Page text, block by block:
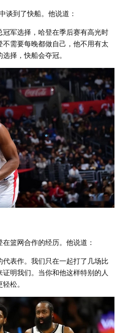
谈到了快船。他说道：
军选择，哈登在季后赛有高光时
需要每晚都做自己，他不用有太
择，快船会夺冠。
篮网合作的经历。他说道：
表作。我们只在一起打了几场比
明我们。当你和他这样特别的人
松。